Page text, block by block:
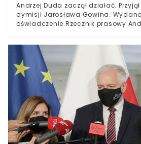
Andrzej Duda zaczął działać.
dymisji Jarosława Gowina.
oświadczenie.Rzecznik prasowy
wniosek Prezesa Rady Ministrów,
Morawieckiego odwołał z funkcji
Ministra Rozwoju, Pracy i
- poinformował.